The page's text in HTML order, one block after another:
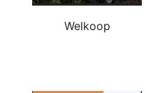
Welkoop